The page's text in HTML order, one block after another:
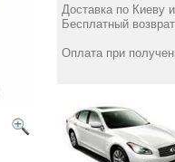
Доставка по Киеву
Бесплатный
Оплата при